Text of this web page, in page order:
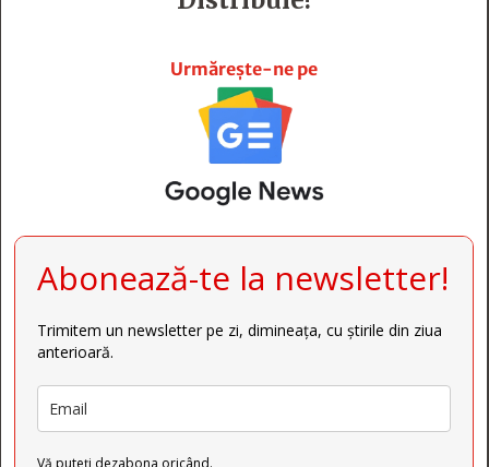
Urmărește-ne pe
Abonează-te la newsletter!
Trimitem un newsletter pe zi, dimineața, cu știrile din ziua
anterioară.
Vă puteți dezabona oricând.